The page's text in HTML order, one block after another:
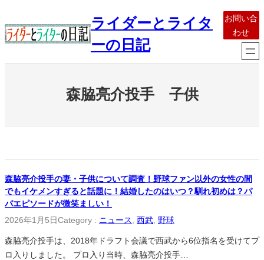
容
を
ライダーとライタ
ーの日記
お問い合
わせ
森脇亮介投手 子供
森脇亮介投手の妻・子供について調査！野球ファン以外の女性の間
でもイケメンすぎると話題に！結婚したのはいつ？馴れ初めは？パ
パエピソードが微笑ましい！
2026年1月5日Category : ニュース 西武 野球
森脇亮介投手は、2018年ドラフト会議で西武から6位指名を受けてプ
ロ入りしました。 プロ入り当時、森脇亮介投手…